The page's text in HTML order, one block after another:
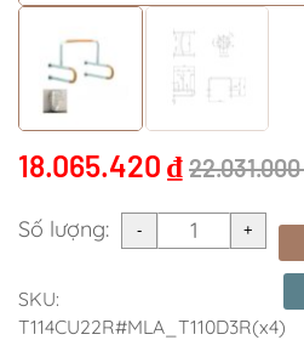
18.065.420 ₫ 22.031.000
Số lượng:
SKU:
T114CU22R#MLA_T110D3R(x4)